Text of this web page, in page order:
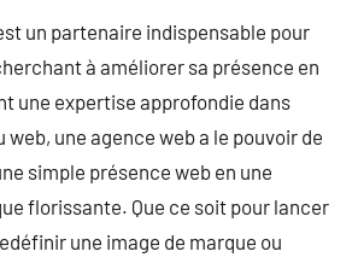
un partenaire indispensable pour
à améliorer sa présence en
une expertise approfondie dans
une agence web a le pouvoir de
simple présence web en une
florissante. Que ce soit pour lancer
une image de marque ou